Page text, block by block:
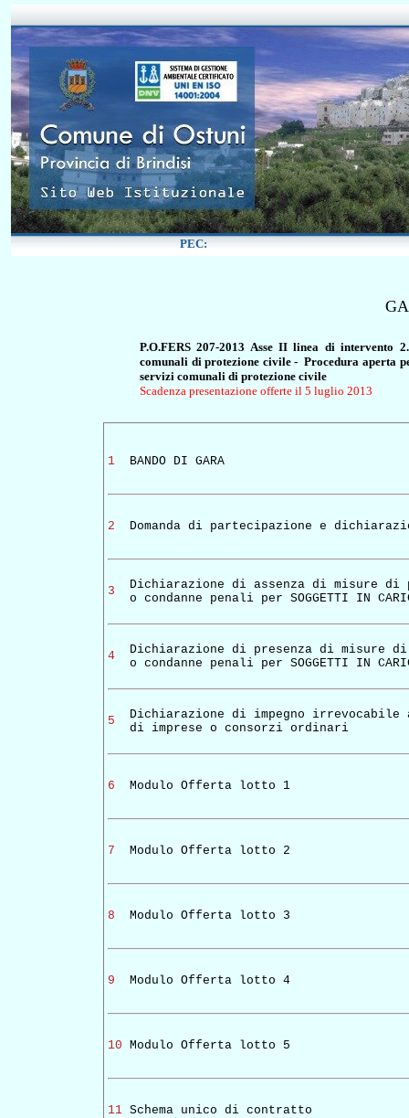
P.O.FERS 207-2013 Asse II linea di intervento
comunali di protezione civile - Procedura aperta
servizi comunali di protezione civile
Scadenza presentazione offerte il 5 luglio 2013
1 BANDO DI GARA
2 Domanda di partecipazione e
3
Dichiarazione di assenza di misure di
o condanne penali per SOGGETTI IN
4
Dichiarazione di presenza di misure di
o condanne penali per SOGGETTI IN
5
Dichiarazione di impegno
di imprese o consorzi ordinari
6 Modulo Offerta lotto 1
7 Modulo Offerta lotto 2
8 Modulo Offerta lotto 3
9 Modulo Offerta lotto 4
10 Modulo Offerta lotto 5
11 Schema unico di contratto